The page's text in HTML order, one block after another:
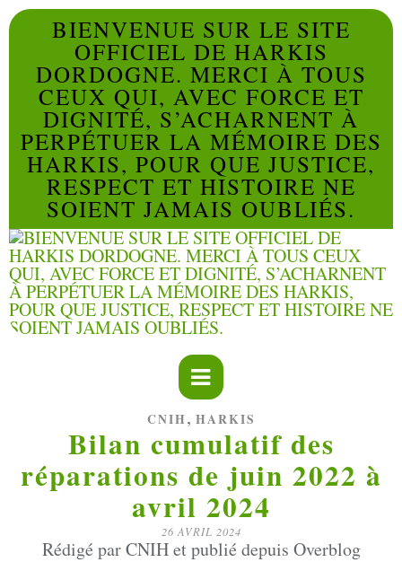
BIENVENUE SUR LE SITE
OFFICIEL DE HARKIS
DORDOGNE. MERCI À TOUS
CEUX QUI, AVEC FORCE ET
DIGNITÉ, S’ACHARNENT À
PERPÉTUER LA MÉMOIRE DES
HARKIS, POUR QUE JUSTICE,
RESPECT ET HISTOIRE NE
SOIENT JAMAIS OUBLIÉS.
CNIH , HARKIS
Bilan cumulatif des
réparations de juin 2022 à
avril 2024
26 AVRIL 2024
Rédigé par CNIH et publié depuis Overblog